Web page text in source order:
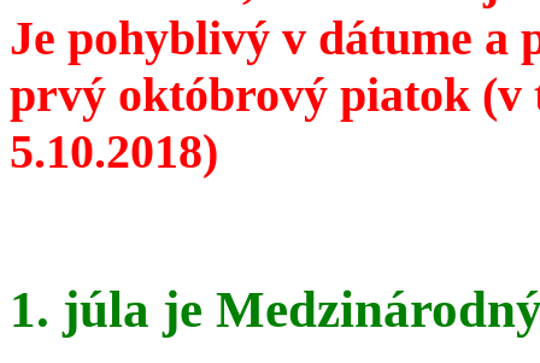
Je pohyblivý v dátume a
prvý októbrový piatok
5.10.2018)
1. júla je